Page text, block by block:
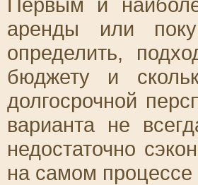
аренды или
определить,
бюджету и
долгосрочной
варианта не
недостаточно
на самом процессе